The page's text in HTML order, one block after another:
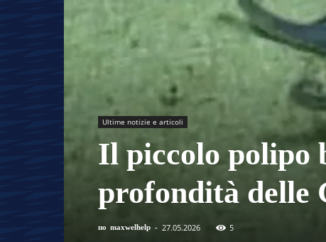
Ultime notizie e articoli
Il piccolo polipo
profondità delle
по maxwelhelp - 27.05.2026 5